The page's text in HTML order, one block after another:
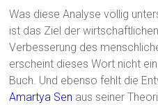
Was diese Analyse völlig
ist das Ziel der
Verbesserung des
erscheint dieses Wort nicht
Buch. Und ebenso fehlt die
Amartya Sen aus seiner